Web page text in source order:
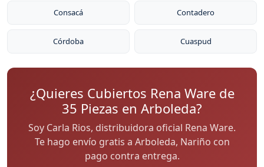
Consacá Contadero
Córdoba Cuaspud
¿Quieres Cubiertos Rena Ware de
35 Piezas en Arboleda?
Soy Carla Rios, distribuidora oficial Rena Ware.
Te hago envío gratis a Arboleda, Nariño con
pago contra entrega.